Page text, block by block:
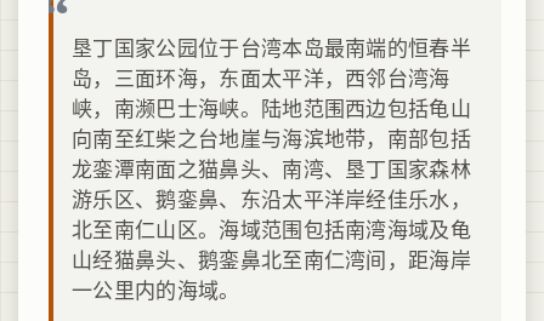
垦丁国家公园位于台湾本岛最南端的恒春半
岛，三面环海，东面太平洋，西邻台湾海
峡，南濒巴士海峡。陆地范围西边包括龟山
向南至红柴之台地崖与海滨地带，南部包括
龙銮潭南面之猫鼻头、南湾、垦丁国家森林
游乐区、鹅銮鼻、东沿太平洋岸经佳乐水，
北至南仁山区。海域范围包括南湾海域及龟
山经猫鼻头、鹅銮鼻北至南仁湾间，距海岸
一公里内的海域。